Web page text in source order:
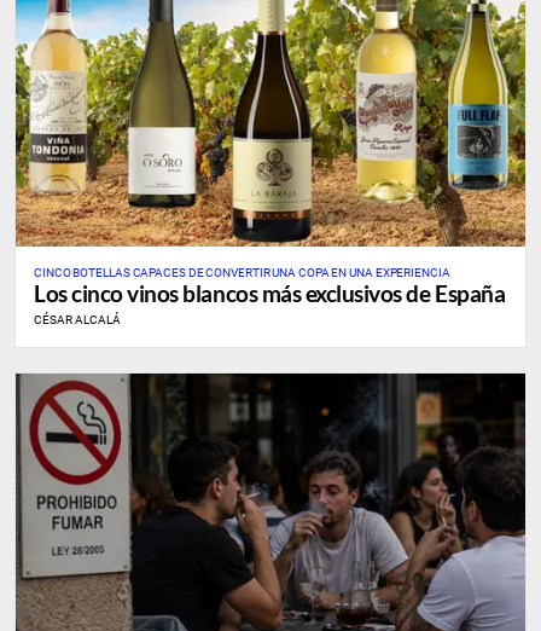
CINCO BOTELLAS CAPACES DE CONVERTIR UNA COPA EN UNA EXPERIENCIA
Los cinco vinos blancos más exclusivos de España
CÉSAR ALCALÁ